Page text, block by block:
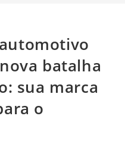
batalha
sua marca
o